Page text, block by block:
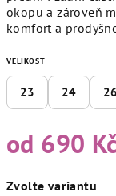
okopu a zároveň
komfort a
VELIKOST
23 24 26
od 690 Kč
cena:
Zvolte variantu